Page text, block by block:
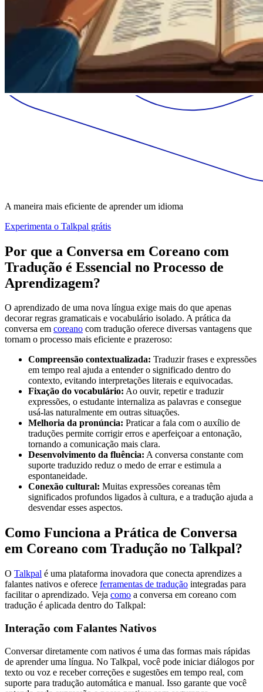
A maneira mais eficiente de aprender um idioma
Experimenta o Talkpal grátis
Por que a Conversa em Coreano com
Tradução é Essencial no Processo de
Aprendizagem?
O aprendizado de uma nova língua exige mais do que apenas
decorar regras gramaticais e vocabulário isolado. A prática da
conversa em coreano com tradução oferece diversas vantagens que
tornam o processo mais eficiente e prazeroso:
Compreensão contextualizada: Traduzir frases e expressões
em tempo real ajuda a entender o significado dentro do
contexto, evitando interpretações literais e equivocadas.
Fixação do vocabulário: Ao ouvir, repetir e traduzir
expressões, o estudante internaliza as palavras e consegue
usá-las naturalmente em outras situações.
Melhoria da pronúncia: Praticar a fala com o auxílio de
traduções permite corrigir erros e aperfeiçoar a entonação,
tornando a comunicação mais clara.
Desenvolvimento da fluência: A conversa constante com
suporte traduzido reduz o medo de errar e estimula a
espontaneidade.
Conexão cultural: Muitas expressões coreanas têm
significados profundos ligados à cultura, e a tradução ajuda a
desvendar esses aspectos.
Como Funciona a Prática de Conversa
em Coreano com Tradução no Talkpal?
O Talkpal é uma plataforma inovadora que conecta aprendizes a
falantes nativos e oferece ferramentas de tradução integradas para
facilitar o aprendizado. Veja como a conversa em coreano com
tradução é aplicada dentro do Talkpal:
Interação com Falantes Nativos
Conversar diretamente com nativos é uma das formas mais rápidas
de aprender uma língua. No Talkpal, você pode iniciar diálogos por
texto ou voz e receber correções e sugestões em tempo real, com
suporte para tradução automática e manual. Isso garante que você